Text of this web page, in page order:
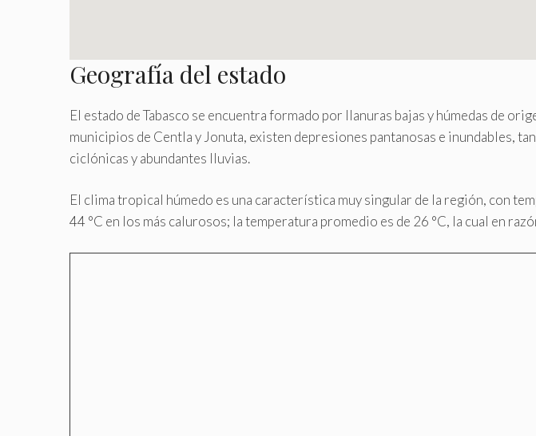
Geografía del estado
El estado de Tabasco se encuentra formado por llanuras bajas y húmedas de
municipios de Centla y Jonuta, existen depresiones pantanosas e inundables,
ciclónicas y abundantes lluvias.
El clima tropical húmedo es una característica muy singular de la región, con
44 °C en los más calurosos; la temperatura promedio es de 26 °C, la cual en